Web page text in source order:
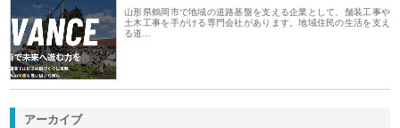
山形県鶴岡市で地域の道路基盤を支える企業として、舗装工事や
土木工事を手がける専門会社があります。地域住民の生活を支え
る道…
アーカイブ